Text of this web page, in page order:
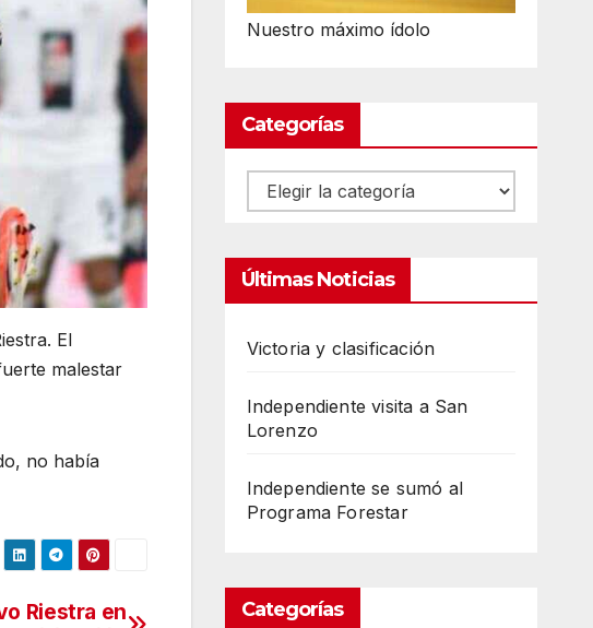
El
malestar
no había
Riestra en
Nuestro máximo ídolo
Categorías
Categorías
Últimas Noticias
Victoria y clasificación
Independiente visita a San
Lorenzo
Independiente se sumó al
Programa Forestar
Categorías